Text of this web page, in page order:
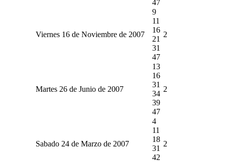
47
Viernes 16 de Noviembre de 2007
9
11
16
21
31
47
2
Martes 26 de Junio de 2007
13
16
31
34
39
47
2
Sabado 24 de Marzo de 2007
4
11
18
31
42
2